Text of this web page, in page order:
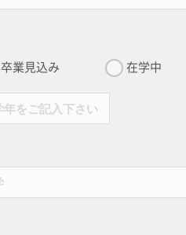
卒業見込み 在学中